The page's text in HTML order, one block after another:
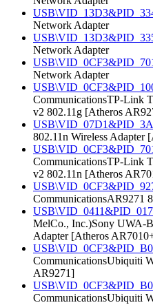
Network Adapter
Network Adapter
Network Adapter
CommunicationsTP-Link
v2 802.11g [Atheros
802.11n Wireless Adapter
CommunicationsTP-Link
v2 802.11n [Atheros
CommunicationsAR9271
MelCo., Inc.)Sony UWA-
Adapter [Atheros
CommunicationsUbiquiti
AR9271]
CommunicationsUbiquiti